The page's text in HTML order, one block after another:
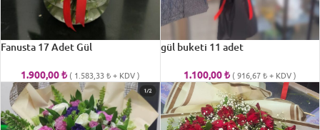
Fanusta 17 Adet Gül
1.900,00₺ ( 1.583,33₺+ KDV )
gül buketi 11 adet
1.100,00₺ (916,67₺+ KDV )